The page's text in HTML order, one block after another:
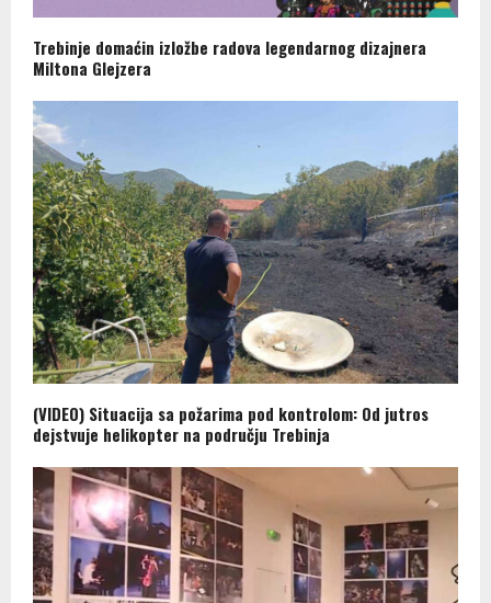
Trebinje domaćin izložbe radova legendarnog dizajnera
Miltona Glejzera
(VIDEO) Situacija sa požarima pod kontrolom: Od jutros
dejstvuje helikopter na području Trebinja